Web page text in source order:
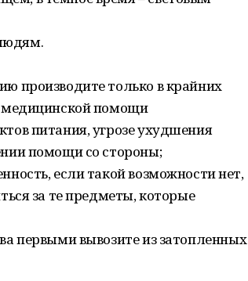
производите только в крайних
медицинской помощи
питания, угрозе ухудшения
помощи со стороны;
если такой возможности нет,
за те предметы, которые
первыми вывозите из затопленных